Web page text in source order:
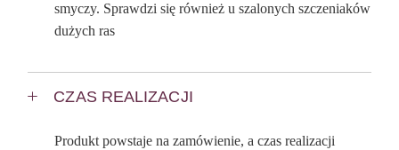
smyczy. Sprawdzi się również u szalonych szczeniaków
dużych ras
CZAS REALIZACJI
Produkt powstaje na zamówienie, a czas realizacji